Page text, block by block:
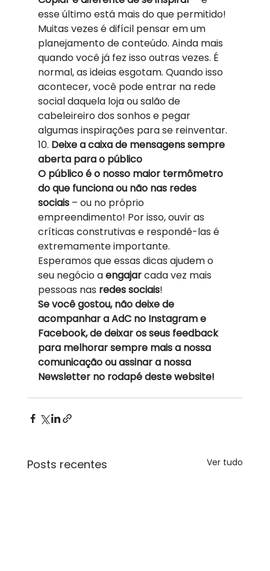
esse último está mais do que permitido!
Muitas vezes é difícil pensar em um
planejamento de conteúdo. Ainda mais
quando você já fez isso outras vezes. É
normal, as ideias esgotam. Quando isso
acontecer, você pode entrar na rede
social daquela loja ou salão de
cabeleireiro dos sonhos e pegar
algumas inspirações para se reinventar.
10. Deixe a caixa de mensagens sempre
aberta para o público
O público é o nosso maior termômetro
do que funciona ou não nas redes
sociais – ou no próprio
empreendimento! Por isso, ouvir as
críticas construtivas e respondê-las é
extremamente importante.
Esperamos que essas dicas ajudem o
seu negócio a engajar cada vez mais
pessoas nas redes sociais!
Se você gostou, não deixe de
acompanhar a AdC no Instagram e
Facebook, de deixar os seus feedback
para melhorar sempre mais a nossa
comunicação ou assinar a nossa
Newsletter no rodapé deste website!
Posts recentes Ver tudo